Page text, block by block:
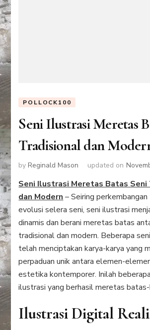
POLLOCK100
Seni Ilustrasi Meretas
Tradisional dan
byReginald Mason updated on
Seni Ilustrasi Meretas Batas Seni
dan Modern – Seiring
evolusi selera seni, seni ilustrasi
dinamis dan berani meretas batas
tradisional dan modern. Beberapa
telah menciptakan karya-karya yang
perpaduan unik antara elemen-
estetika kontemporer. Inilah
ilustrasi yang berhasil meretas
Ilustrasi Digital